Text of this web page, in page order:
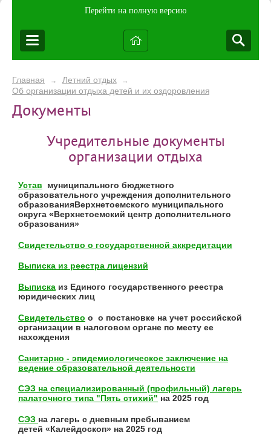
Перейти на полную версию
Главная → Летний отдых →
Об организации отдыха детей и их оздоровления
Документы
Учредительные документы
организации отдыха
Устав муниципального бюджетного
образовательного учреждения дополнительного
образованияВерхнетоемского муниципального
округа «Верхнетоемский центр дополнительного
образования»
Свидетельство о государственной аккредитации
Выписка из реестра лицензий
Выписка из Единого государственного реестра
юридических лиц
Свидетельство о о постановке на учет российской
организации в налоговом органе по месту ее
нахождения
Санитарно - эпидемиологическое заключение на
ведение образовательной деятельности
СЭЗ на специализированный (профильный) лагерь
палаточного типа "Пять стихий" на 2025 год
СЭЗ на лагерь с дневным пребыванием
детей «Калейдоскоп» на 2025 год